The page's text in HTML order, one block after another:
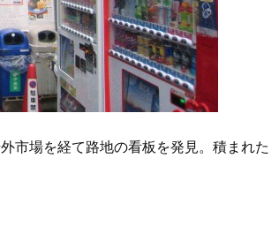
市場を経て路地の看板を発見。積まれた